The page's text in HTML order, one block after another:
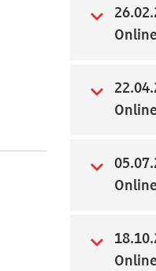
Online
Online
Online
Online